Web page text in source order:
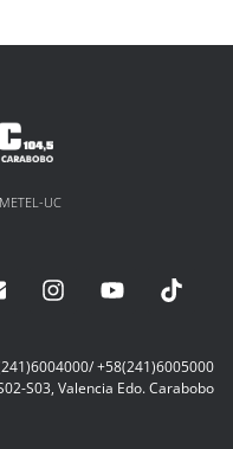
UC
+58(241)6005000
S03, Valencia Edo. Carabobo